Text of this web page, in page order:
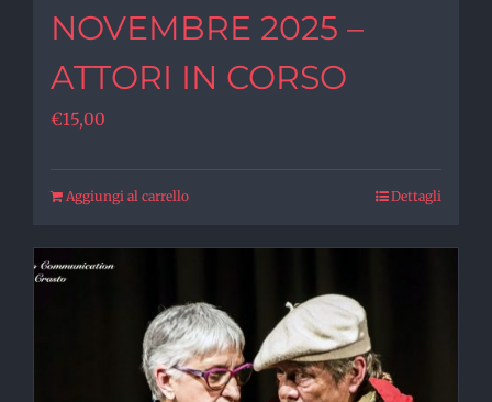
NOVEMBRE 2025 –
ATTORI IN CORSO
€15,00
Aggiungi al carrello Dettagli